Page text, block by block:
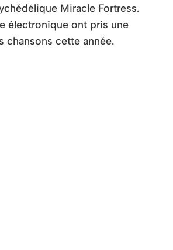
Miracle Fortress.
électronique ont pris une
chansons cette année.